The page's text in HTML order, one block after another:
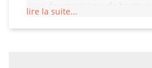
une durabilité exceptionnelle
et facile à manipuler. Son
lire la suite...